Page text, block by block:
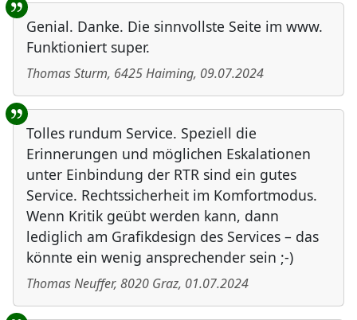
Genial. Danke. Die sinnvollste Seite im www.
Funktioniert super.
Thomas Sturm, 6425Haiming, 09.07.2024
Tolles rundum Service. Speziell die
Erinnerungen und möglichen Eskalationen
unter Einbindung der RTR sind ein gutes
Service. Rechtssicherheit im Komfortmodus.
Wenn Kritik geübt werden kann, dann
lediglich am Grafikdesign des Services – das
könnte ein wenig ansprechender sein ;-)
Thomas Neuffer, 8020 Graz, 01.07.2024